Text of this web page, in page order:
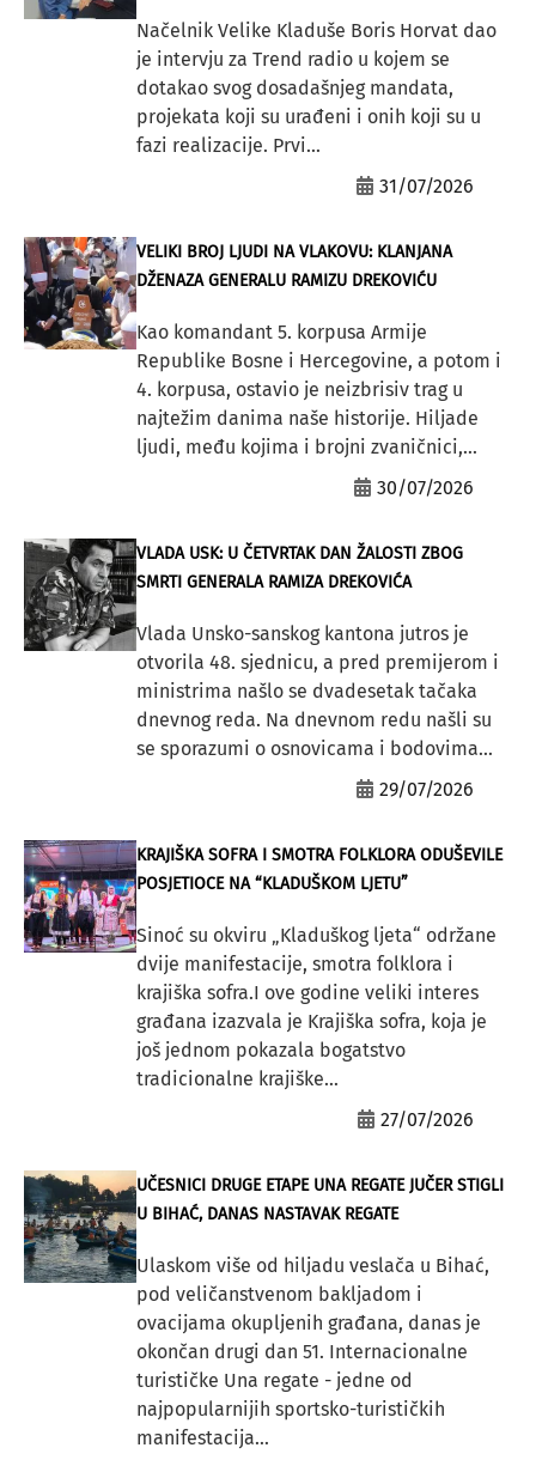
Načelnik Velike Kladuše Boris Horvat dao
je intervju za Trend radio u kojem se
dotakao svog dosadašnjeg mandata,
projekata koji su urađeni i onih koji su u
fazi realizacije. Prvi...
31/07/2026
VELIKI BROJ LJUDI NA VLAKOVU: KLANJANA
DŽENAZA GENERALU RAMIZU DREKOVIĆU
Kao komandant 5. korpusa Armije
Republike Bosne i Hercegovine, a potom i
4. korpusa, ostavio je neizbrisiv trag u
najtežim danima naše historije. Hiljade
ljudi, među kojima i brojni zvaničnici,...
30/07/2026
VLADA USK: U ČETVRTAK DAN ŽALOSTI ZBOG
SMRTI GENERALA RAMIZA DREKOVIĆA
Vlada Unsko-sanskog kantona jutros je
otvorila 48. sjednicu, a pred premijerom i
ministrima našlo se dvadesetak tačaka
dnevnog reda. Na dnevnom redu našli su
se sporazumi o osnovicama i bodovima...
29/07/2026
KRAJIŠKA SOFRA I SMOTRA FOLKLORA ODUŠEVILE
POSJETIOCE NA “KLADUŠKOM LJETU”
Sinoć su okviru „Kladuškog ljeta“ održane
dvije manifestacije, smotra folklora i
krajiška sofra.I ove godine veliki interes
građana izazvala je Krajiška sofra, koja je
još jednom pokazala bogatstvo
tradicionalne krajiške...
27/07/2026
UČESNICI DRUGE ETAPE UNA REGATE JUČER STIGLI
U BIHAĆ, DANAS NASTAVAK REGATE
Ulaskom više od hiljadu veslača u Bihać,
pod veličanstvenom bakljadom i
ovacijama okupljenih građana, danas je
okončan drugi dan 51. Internacionalne
turističke Una regate - jedne od
najpopularnijih sportsko-turističkih
manifestacija...